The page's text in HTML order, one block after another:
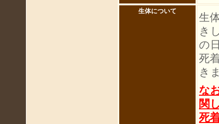
生体について
生
き
の
死
き
な
関
死